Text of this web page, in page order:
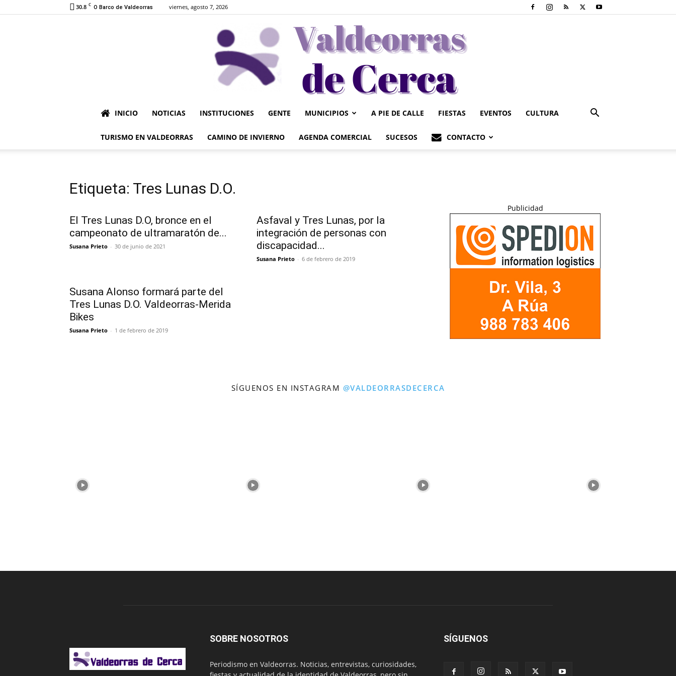
30.8 C O Barco de Valdeorras viernes, agosto 7, 2026
Valdeorrasdecerca
INICIO NOTICIAS INSTITUCIONES GENTE MUNICIPIOS A PIE DE CALLE FIESTAS EVENTOS CULTURA
TURISMO EN VALDEORRAS CAMINO DE INVIERNO AGENDA COMERCIAL SUCESOS CONTACTO
Etiqueta: Tres Lunas D.O.
El Tres Lunas D.O, bronce en el
campeonato de ultramaratón de...
Susana Prieto - 30 de junio de 2021
Asfaval y Tres Lunas, por la
integración de personas con
discapacidad...
Susana Prieto - 6 de febrero de 2019
Susana Alonso formará parte del
Tres Lunas D.O. Valdeorras-Merida
Bikes
Susana Prieto - 1 de febrero de 2019
Publicidad
SÍGUENOS EN INSTAGRAM @VALDEORRASDECERCA
SOBRE NOSOTROS
Periodismo en Valdeorras. Noticias, entrevistas, curiosidades,
SÍGUENOS